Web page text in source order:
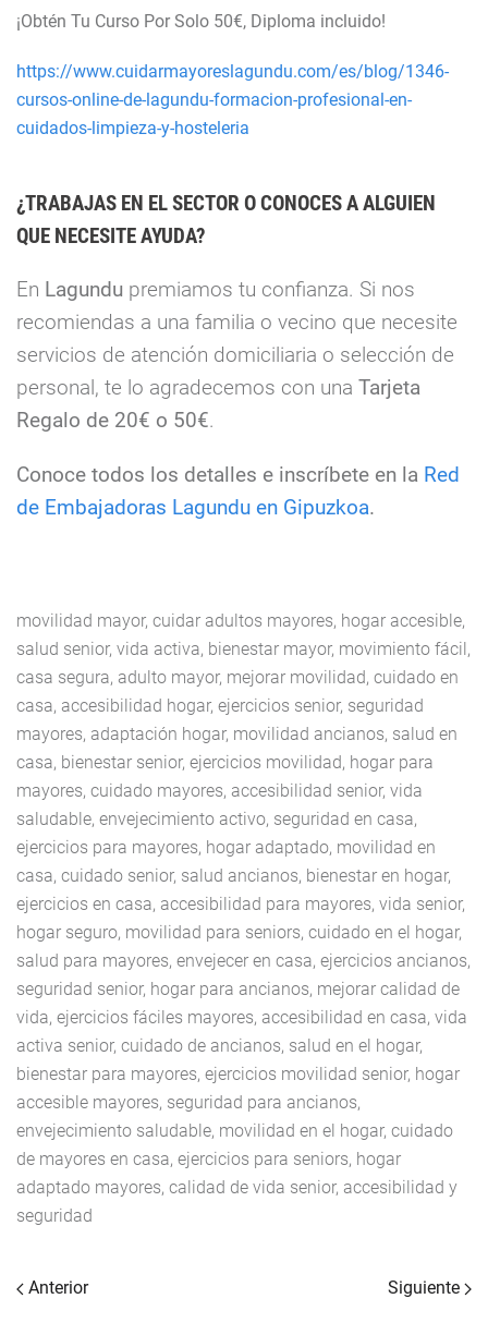
¡Obtén Tu Curso Por Solo 50€, Diploma incluido!
https://www.cuidarmayoreslagundu.com/es/blog/1346-
cursos-online-de-lagundu-formacion-profesional-en-
cuidados-limpieza-y-hosteleria
¿TRABAJAS EN EL SECTOR O CONOCES A ALGUIEN
QUE NECESITE AYUDA?
En Lagundu premiamos tu confianza. Si nos
recomiendas a una familia o vecino que necesite
servicios de atención domiciliaria o selección de
personal, te lo agradecemos con una Tarjeta
Regalo de 20€ o 50€.
Conoce todos los detalles e inscríbete en la Red
de Embajadoras Lagundu en Gipuzkoa.
movilidad mayor, cuidar adultos mayores, hogar accesible,
salud senior, vida activa, bienestar mayor, movimiento fácil,
casa segura, adulto mayor, mejorar movilidad, cuidado en
casa, accesibilidad hogar, ejercicios senior, seguridad
mayores, adaptación hogar, movilidad ancianos, salud en
casa, bienestar senior, ejercicios movilidad, hogar para
mayores, cuidado mayores, accesibilidad senior, vida
saludable, envejecimiento activo, seguridad en casa,
ejercicios para mayores, hogar adaptado, movilidad en
casa, cuidado senior, salud ancianos, bienestar en hogar,
ejercicios en casa, accesibilidad para mayores, vida senior,
hogar seguro, movilidad para seniors, cuidado en el hogar,
salud para mayores, envejecer en casa, ejercicios ancianos,
seguridad senior, hogar para ancianos, mejorar calidad de
vida, ejercicios fáciles mayores, accesibilidad en casa, vida
activa senior, cuidado de ancianos, salud en el hogar,
bienestar para mayores, ejercicios movilidad senior, hogar
accesible mayores, seguridad para ancianos,
envejecimiento saludable, movilidad en el hogar, cuidado
de mayores en casa, ejercicios para seniors, hogar
adaptado mayores, calidad de vida senior, accesibilidad y
seguridad
Anterior Siguiente